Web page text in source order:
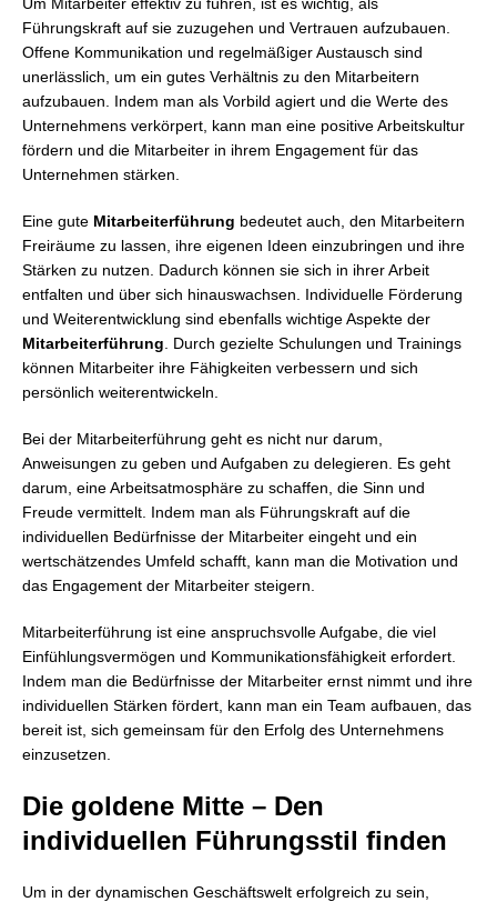
Führungskraft auf sie zuzugehen und Vertrauen aufzubauen.
Offene Kommunikation und regelmäßiger Austausch sind
unerlässlich, um ein gutes Verhältnis zu den Mitarbeitern
aufzubauen. Indem man als Vorbild agiert und die Werte des
Unternehmens verkörpert, kann man eine positive Arbeitskultur
fördern und die Mitarbeiter in ihrem Engagement für das
Unternehmen stärken.
Eine gute Mitarbeiterführung bedeutet auch, den Mitarbeitern
Freiräume zu lassen, ihre eigenen Ideen einzubringen und ihre
Stärken zu nutzen. Dadurch können sie sich in ihrer Arbeit
entfalten und über sich hinauswachsen. Individuelle Förderung
und Weiterentwicklung sind ebenfalls wichtige Aspekte der
Mitarbeiterführung . Durch gezielte Schulungen und Trainings
können Mitarbeiter ihre Fähigkeiten verbessern und sich
persönlich weiterentwickeln.
Bei der Mitarbeiterführung geht es nicht nur darum,
Anweisungen zu geben und Aufgaben zu delegieren. Es geht
darum, eine Arbeitsatmosphäre zu schaffen, die Sinn und
Freude vermittelt. Indem man als Führungskraft auf die
individuellen Bedürfnisse der Mitarbeiter eingeht und ein
wertschätzendes Umfeld schafft, kann man die Motivation und
das Engagement der Mitarbeiter steigern.
Mitarbeiterführung ist eine anspruchsvolle Aufgabe, die viel
Einfühlungsvermögen und Kommunikationsfähigkeit erfordert.
Indem man die Bedürfnisse der Mitarbeiter ernst nimmt und ihre
individuellen Stärken fördert, kann man ein Team aufbauen, das
bereit ist, sich gemeinsam für den Erfolg des Unternehmens
einzusetzen.
Die goldene Mitte – Den
individuellen Führungsstil finden
Um in der dynamischen Geschäftswelt erfolgreich zu sein,